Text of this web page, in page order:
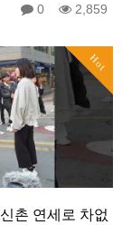
0 2,859
Hot
촌 연세로 차없